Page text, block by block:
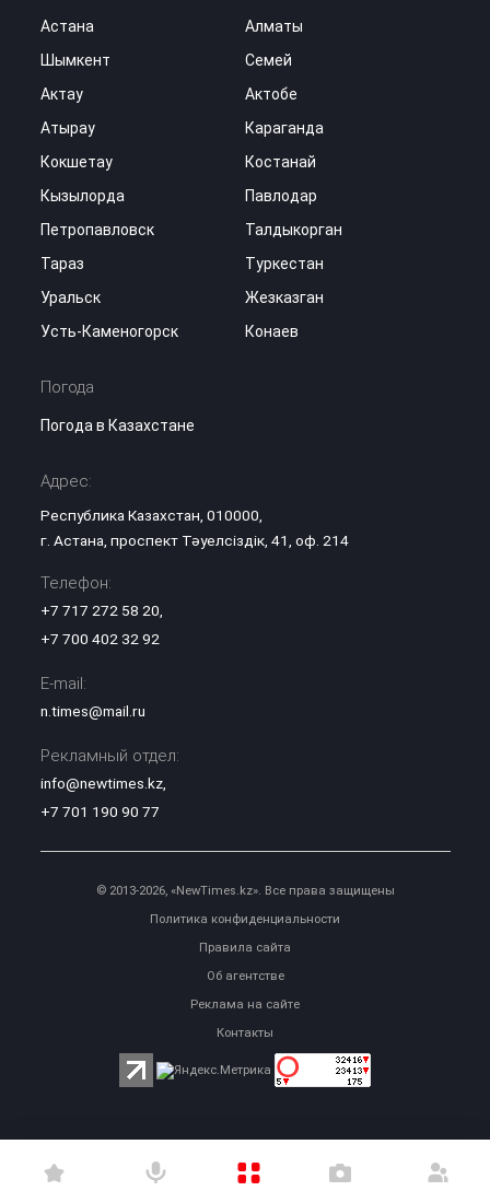
Астана
Алматы
Шымкент
Семей
Актау
Актобе
Атырау
Караганда
Кокшетау
Костанай
Кызылорда
Павлодар
Петропавловск
Талдыкорган
Тараз
Туркестан
Уральск
Жезказган
Усть-Каменогорск
Конаев
Погода
Погода в Казахстане
Адрес:
Республика Казахстан, 010000,
г. Астана, проспект Тәуелсіздік, 41, оф. 214
Телефон:
+7 717 272 58 20,
+7 700 402 32 92
E-mail:
n.times@mail.ru
Рекламный отдел:
info@newtimes.kz,
+7 701 190 90 77
© 2013-2026, «NewTimes.kz». Все права защищены
Политика конфиденциальности
Правила сайта
Об агентстве
Реклама на сайте
Контакты